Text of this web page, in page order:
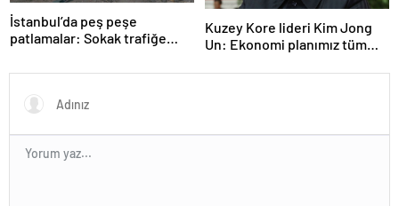
İstanbul’da peş peşe
patlamalar: Sokak trafiğe
Kuzey Kore lideri Kim Jong
Un: Ekonomi planımız tüm